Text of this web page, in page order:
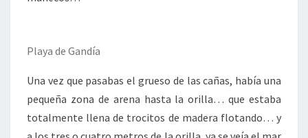
Playa de Gandía
Una vez que pasabas el grueso de las cañas, había una
pequeña zona de arena hasta la orilla… que estaba
totalmente llena de trocitos de madera flotando… y